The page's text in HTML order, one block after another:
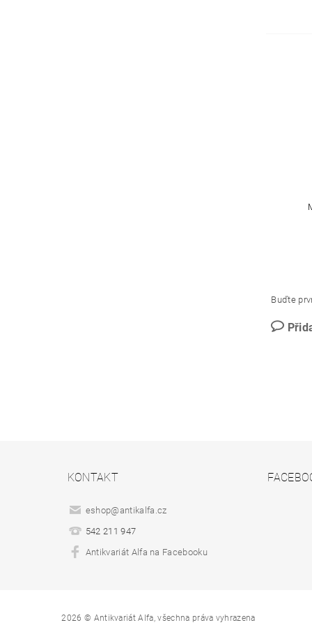
Buďte
KONTAKT
eshop@antikalfa.cz
542 211 947
Antikvariát Alfa na Facebooku
2026 © Antikvariát Alfa, všechna práva vyhrazena